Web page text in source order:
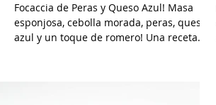
Focaccia de Peras y Queso Azul! Masa
esponjosa, cebolla morada, peras, queso
azul y un toque de romero! Una receta